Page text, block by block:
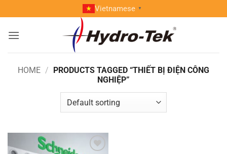
to
content
Vietnamese ▼
HOME / PRODUCTS TAGGED “THIẾT BỊ ĐIỆN CÔNG
NGHIỆP”